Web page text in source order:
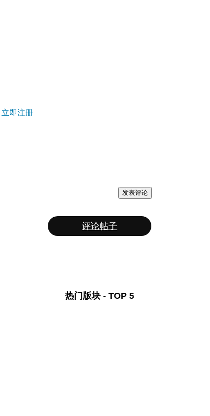
立即注册
发表评论
评论帖子
热门版块 - TOP 5